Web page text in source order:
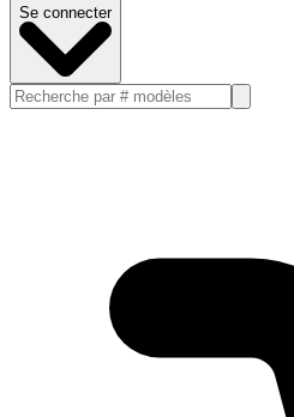
Se connecter